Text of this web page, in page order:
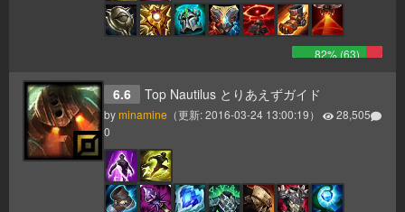
82% (63)
6.6 Top Nautilus とりあえずガイド
byminamine （更新:2016-03-24 13:00:19）
28,505
0